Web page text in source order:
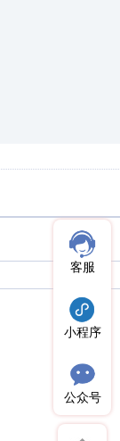
客服
小程序
公众号